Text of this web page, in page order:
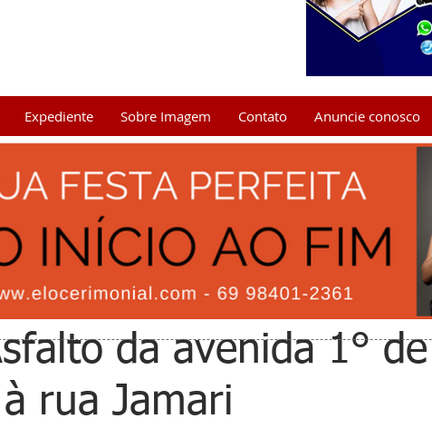
Expediente Sobre Imagem Contato Anuncie conosco
da avenida 1° de
rua Jamari